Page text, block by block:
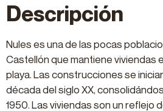
Descripción
Nules es una de las pocas
Castellón que mantiene viviendas
playa. Las construcciones se
década del siglo XX,
1950. Las viviendas son un reflejo